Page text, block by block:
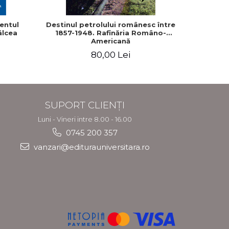
Destinul petrolului românesc între
1857-1948. Rafinăria Româno-
Americană
80,00 Lei
SUPORT CLIENȚI
Luni - Vineri intre 8.00 - 16.00
0745 200 357
vanzari@editurauniversitara.ro